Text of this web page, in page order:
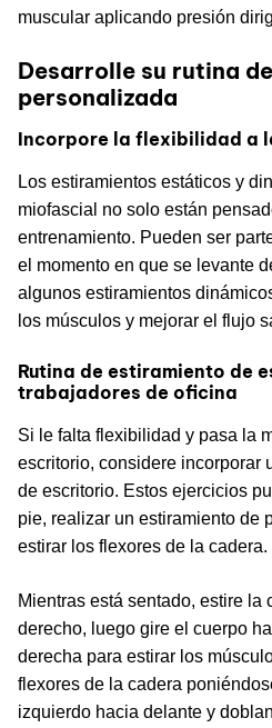
muscular aplicando presión
Desarrolle su rutina
personalizada
Incorpore la flexibilidad a
Los estiramientos estáticos y
miofascial no solo están
entrenamiento. Pueden ser
el momento en que se levante
algunos estiramientos
los músculos y mejorar el flujo
Rutina de estiramiento de
trabajadores de oficina
Si le falta flexibilidad y pasa la
escritorio, considere incorporar
de escritorio. Estos ejercicios
pie, realizar un estiramiento de
estirar los flexores de la cadera.
Mientras está sentado, estire la
derecho, luego gire el cuerpo
derecha para estirar los
flexores de la cadera
izquierdo hacia delante y